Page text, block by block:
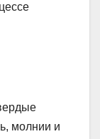
молнии и